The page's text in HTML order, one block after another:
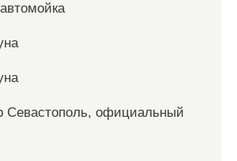
Севастополь, официальный